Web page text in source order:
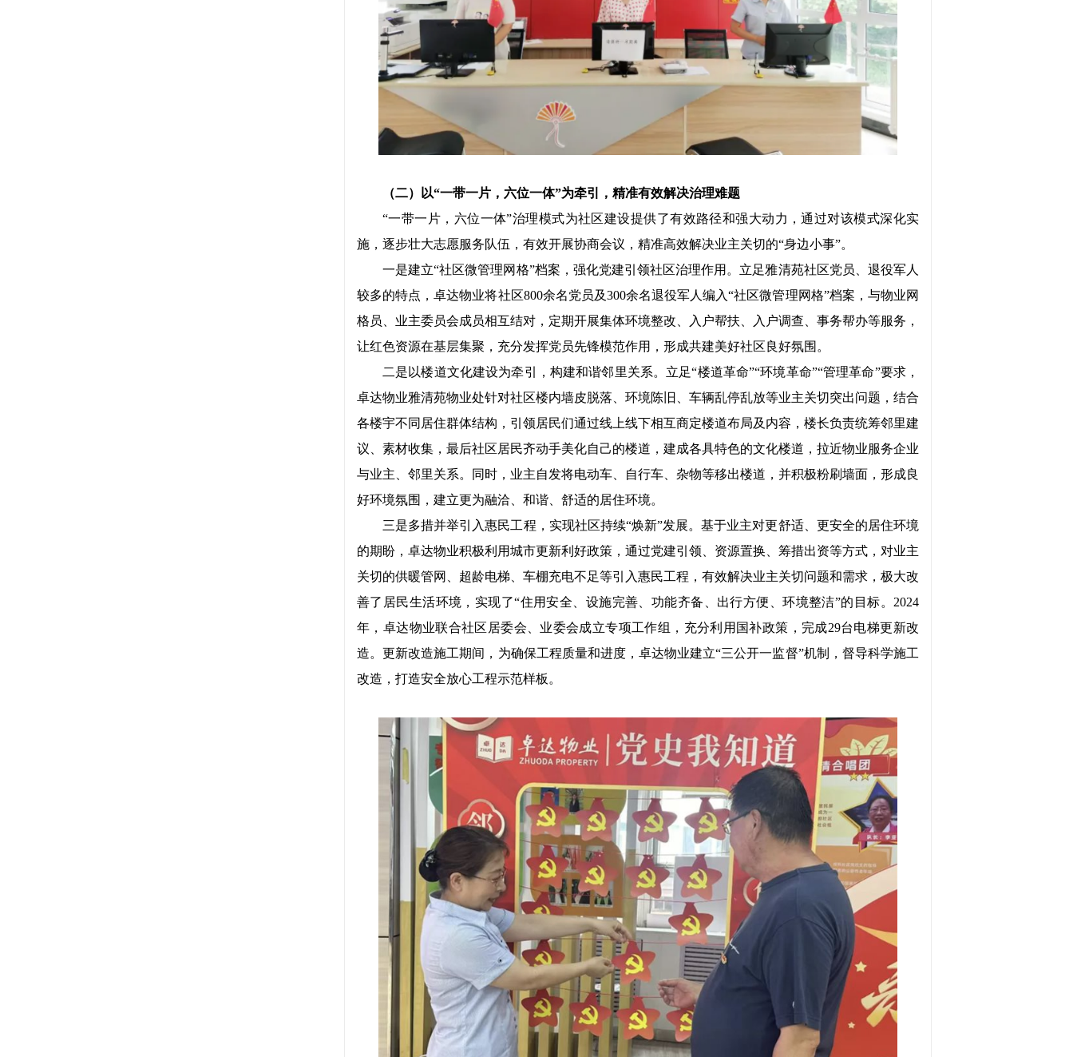
（二）以“一带一片，六位一体”为牵引，精准有效解决治理难题
“一带一片，六位一体”治理模式为社区建设提供了有效路径和强大动力，通过对该模式深化实
施，逐步壮大志愿服务队伍，有效开展协商会议，精准高效解决业主关切的“身边小事”。
一是建立“社区微管理网格”档案，强化党建引领社区治理作用。立足雅清苑社区党员、退役军人
较多的特点，卓达物业将社区800余名党员及300余名退役军人编入“社区微管理网格”档案，与物业网
格员、业主委员会成员相互结对，定期开展集体环境整改、入户帮扶、入户调查、事务帮办等服务，
让红色资源在基层集聚，充分发挥党员先锋模范作用，形成共建美好社区良好氛围。
二是以楼道文化建设为牵引，构建和谐邻里关系。立足“楼道革命”“环境革命”“管理革命”要求，
卓达物业雅清苑物业处针对社区楼内墙皮脱落、环境陈旧、车辆乱停乱放等业主关切突出问题，结合
各楼宇不同居住群体结构，引领居民们通过线上线下相互商定楼道布局及内容，楼长负责统筹邻里建
议、素材收集，最后社区居民齐动手美化自己的楼道，建成各具特色的文化楼道，拉近物业服务企业
与业主、邻里关系。同时，业主自发将电动车、自行车、杂物等移出楼道，并积极粉刷墙面，形成良
好环境氛围，建立更为融洽、和谐、舒适的居住环境。
三是多措并举引入惠民工程，实现社区持续“焕新”发展。基于业主对更舒适、更安全的居住环境
的期盼，卓达物业积极利用城市更新利好政策，通过党建引领、资源置换、筹措出资等方式，对业主
关切的供暖管网、超龄电梯、车棚充电不足等引入惠民工程，有效解决业主关切问题和需求，极大改
善了居民生活环境，实现了“住用安全、设施完善、功能齐备、出行方便、环境整洁”的目标。2024
年，卓达物业联合社区居委会、业委会成立专项工作组，充分利用国补政策，完成29台电梯更新改
造。更新改造施工期间，为确保工程质量和进度，卓达物业建立“三公开一监督”机制，督导科学施工
改造，打造安全放心工程示范样板。